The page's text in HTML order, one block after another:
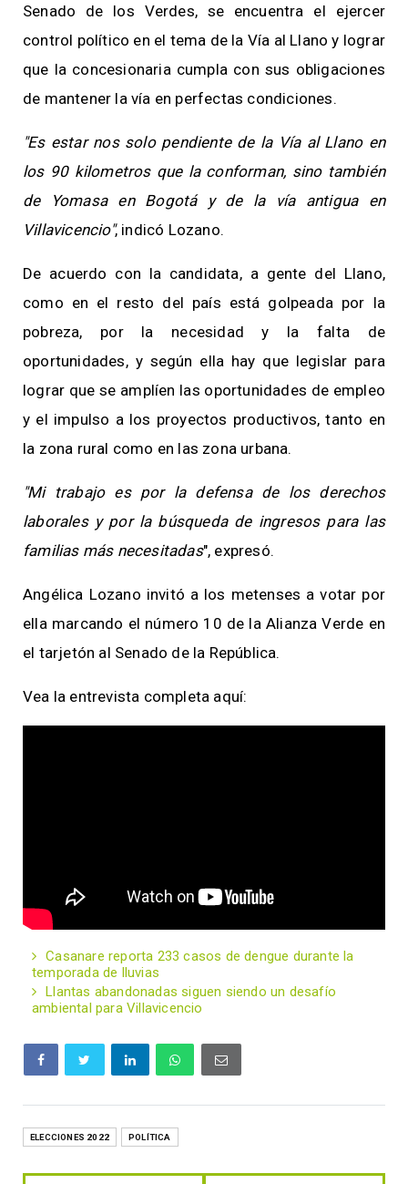
Senado de los Verdes, se encuentra el ejercer
control político en el tema de la Vía al Llano y lograr
que la concesionaria cumpla con sus obligaciones
de mantener la vía en perfectas condiciones.
"Es estar nos solo pendiente de la Vía al Llano en
los 90 kilometros que la conforman, sino también
de Yomasa en Bogotá y de la vía antigua en
Villavicencio", indicó Lozano.
De acuerdo con la candidata, a gente del Llano,
como en el resto del país está golpeada por la
pobreza, por la necesidad y la falta de
oportunidades, y según ella hay que legislar para
lograr que se amplíen las oportunidades de empleo
y el impulso a los proyectos productivos, tanto en
la zona rural como en las zona urbana.
"Mi trabajo es por la defensa de los derechos
laborales y por la búsqueda de ingresos para las
familias más necesitadas", expresó.
Angélica Lozano invitó a los metenses a votar por
ella marcando el número 10 de la Alianza Verde en
el tarjetón al Senado de la República.
Vea la entrevista completa aquí:
Casanare reporta 233 casos de dengue durante la
temporada de lluvias
Llantas abandonadas siguen siendo un desafío
ambiental para Villavicencio
ELECCIONES 2022 POLÍTICA